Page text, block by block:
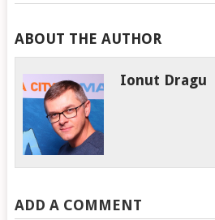
ABOUT THE AUTHOR
Ionut Dragu
ADD A COMMENT